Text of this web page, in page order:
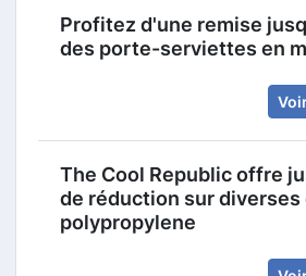
Profitez d'une remise
des porte-serviettes en
The Cool Republic offre
de réduction sur diverses
polypropylene